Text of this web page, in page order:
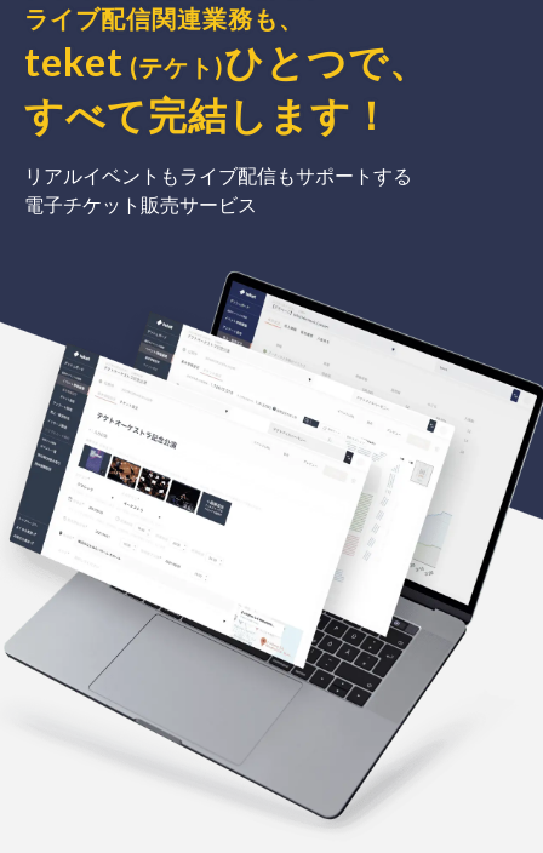
ライブ配信関連業務も、
teket (テケト)ひとつで、
すべて完結 します ！
リアルイベントもライブ配信もサポートする
電子チケット販売サービス